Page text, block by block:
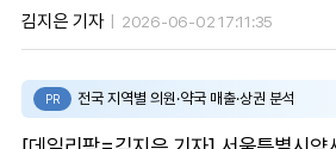
김지은 기자 2026-06-02 17:11:35
PR 전국 지역별 의원·약국 매출·상권 분석